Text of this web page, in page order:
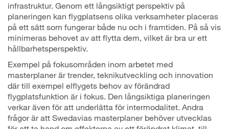
infrastruktur. Genom ett långsiktigt perspektiv på
planeringen kan flygplatsens olika verksamheter placeras
på ett sätt som fungerar både nu och i framtiden. På så vis
minimeras behovet av att flytta dem, vilket är bra ur ett
hållbarhetsperspektiv.
Exempel på fokusområden inom arbetet med
masterplaner är trender, teknikutveckling och innovation
där till exempel elflygets behov av förändrad
flygplatsfunktion är i fokus. Den långsiktiga planeringen
verkar även för att underlätta för intermodalitet. Andra
frågor är att Swedavias masterplaner behöver utvecklas